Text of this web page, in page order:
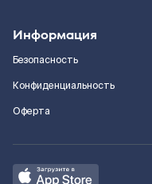
Информация
Безопасность
Конфиденциальность
Оферта